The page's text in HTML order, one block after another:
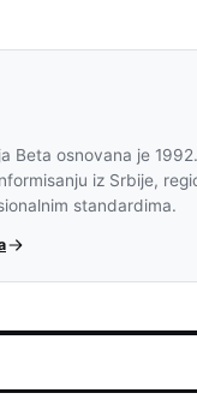
Beta osnovana je
iz Srbije,
standardima.